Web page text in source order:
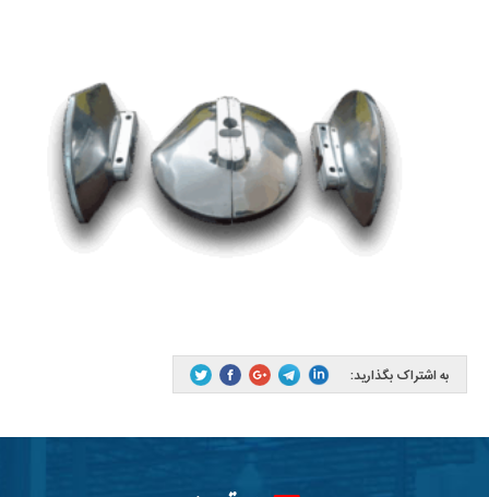
به اشتراک بگذارید: